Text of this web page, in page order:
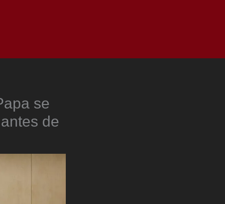
se
de